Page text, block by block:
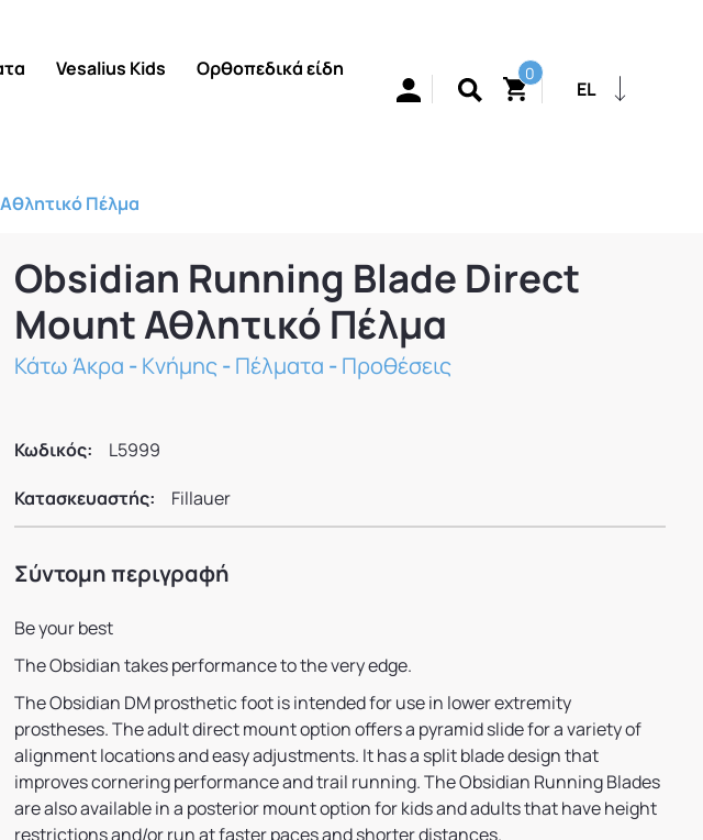
Vesalius Kids Ορθοπεδικά είδη 0
EL
Πέλμα
Obsidian Running Blade Direct
Mount Αθλητικό Πέλμα
Κάτω Άκρα -Κνήμης-Πέλματα -Προθέσεις
Κωδικός:
L5999
Κατασκευαστής:
Fillauer
Σύντομη περιγραφή
Be your best
The Obsidian takes performance to the very edge.
The Obsidian DM prosthetic foot is intended for use in lower extremity
prostheses. The adult direct mount option offers a pyramid slide for a variety of
alignment locations and easy adjustments. It has a split blade design that
improves cornering performance and trail running. The Obsidian Running Blades
are also available in a posterior mount option for kids and adults that have height
restrictions and/or run at faster paces and shorter distances.